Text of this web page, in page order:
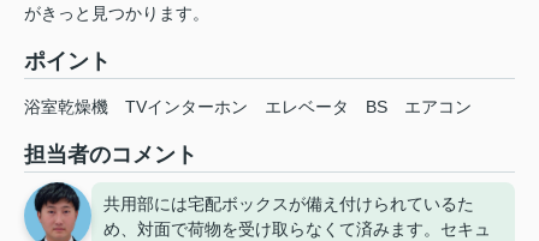
がきっと見つかります。
ポイント
浴室乾燥機 TVインターホン エレベータ BS エアコン
担当者のコメント
共用部には宅配ボックスが備え付けられているた
め、対面で荷物を受け取らなくて済みます。セキュ